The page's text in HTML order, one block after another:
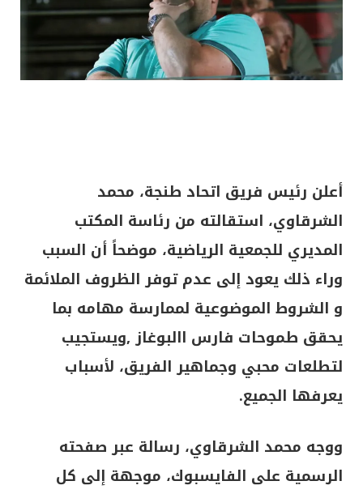
أعلن رئيس فريق اتحاد طنجة، محمد
الشرقاوي، استقالته من رئاسة المكتب
المديري للجمعية الرياضية، موضحاً أن السبب
وراء ذلك يعود إلى عدم توفر الظروف الملائمة
و الشروط الموضوعية لممارسة مهامه بما
يحقق طموحات فارس االبوغاز ,ويستجيب
لتطلعات محبي وجماهير الفريق، لأسباب
يعرفها الجميع.
ووجه محمد الشرقاوي، رسالة عبر صفحته
الرسمية على الفايسبوك، موجهة إلى كل